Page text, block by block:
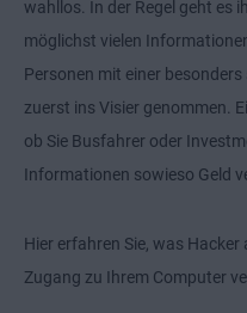
wahllos. In der Regel geht es
möglichst vielen
Personen mit einer
zuerst ins Visier genommen.
ob Sie Busfahrer oder
Informationen sowieso Geld
Hier erfahren Sie, was
Zugang zu Ihrem Computer